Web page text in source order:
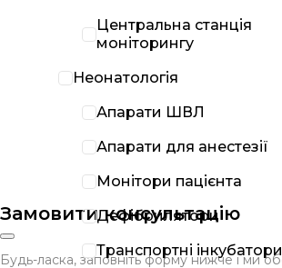
Замовити консультацію
Будь-ласка, заповніть форму нижче і ми
Центральна станція
моніторингу
Неонатологія
Апарати ШВЛ
Апарати для анестезії
Монітори пацієнта
Дефібрилятори
Транспортні інкубатори